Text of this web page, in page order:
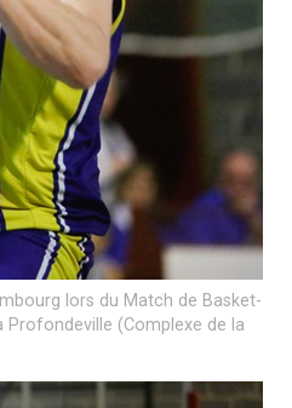
lors du Match de Basket-
(Complexe de la